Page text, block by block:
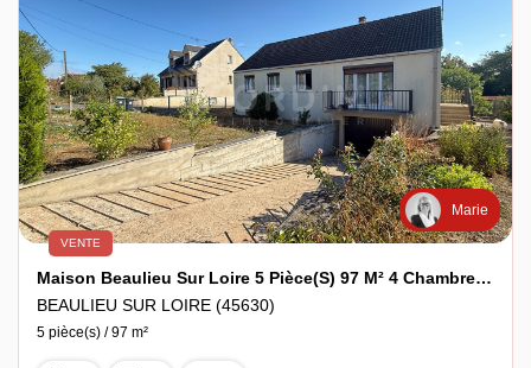
Marie
VENTE
Maison Beaulieu Sur Loire 5 Pièce(s) 97 M² 4 Chambres Terrain 1650 M²
BEAULIEU SUR LOIRE (45630)
5 pièce(s) / 97 m²